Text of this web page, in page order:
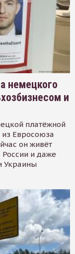
немецкого
и
платёжной
Евросоюза
он живёт
и даже
Украины